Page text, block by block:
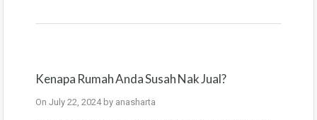
Kenapa Rumah Anda Susah Nak Jual?
On July 22, 2024 by anasharta